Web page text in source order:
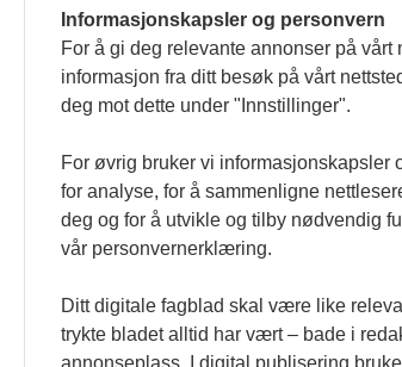
Informasjonskapsler og personvern
For å gi deg relevante annonser på vårt
informasjon fra ditt besøk på vårt
deg mot dette under "Innstillinger".
For øvrig bruker vi informasjonskapsler
for analyse, for å sammenligne
deg og for å utvikle og tilby nødvendig
vår personvernerklæring.
Ditt digitale fagblad skal være like
trykte bladet alltid har vært – bade i
annonseplass. I digital publisering